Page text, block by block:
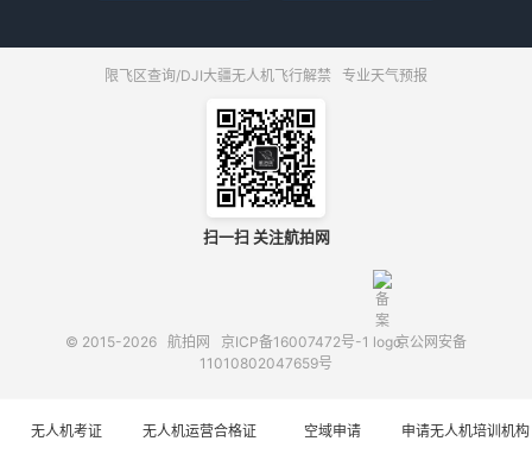
限飞区查询/DJI大疆无人机飞行解禁 专业天气预报
扫一扫 关注航拍网
© 2015-2026 航拍网 京ICP备16007472号-1
京公网安备
11010802047659号
无人机考证 无人机运营合格证 空域申请 申请无人机培训机构